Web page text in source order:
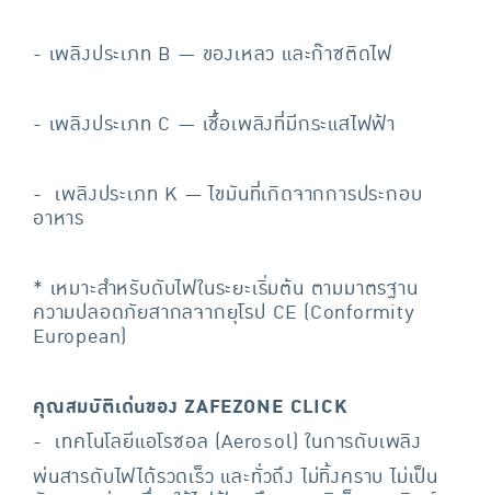
- เพลิงประเภท B — ของเหลว และก๊าซติดไฟ
- เพลิงประเภท C — เชื้อเพลิงที่มีกระแสไฟฟ้า
- เพลิงประเภท K — ไขมันที่เกิดจากการประกอบ
อาหาร
* เหมาะสำหรับดับไฟในระยะเริ่มต้น ตามมาตรฐาน
ความปลอดภัยสากลจากยุโรป CE (Conformity
European)
คุณสมบัติเด่นของ ZAFEZONE CLICK
- เทคโนโลยีแอโรซอล (Aerosol) ในการดับเพลิง
พ่นสารดับไฟได้รวดเร็ว และทั่วถึง ไม่ทิ้งคราบ ไม่เป็น